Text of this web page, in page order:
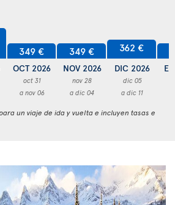
349 €
OCT 2026
oct 31
a nov 06
349 €
NOV 2026
nov 28
a dic 04
362 €
DIC 2026
dic 05
a dic 11
un viaje de ida y vuelta e incluyen tasas e